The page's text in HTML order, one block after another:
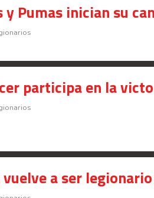
y Pumas inician su
participa en la
a ser